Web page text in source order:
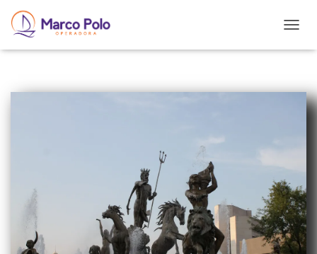
O
L
T
I
O
N